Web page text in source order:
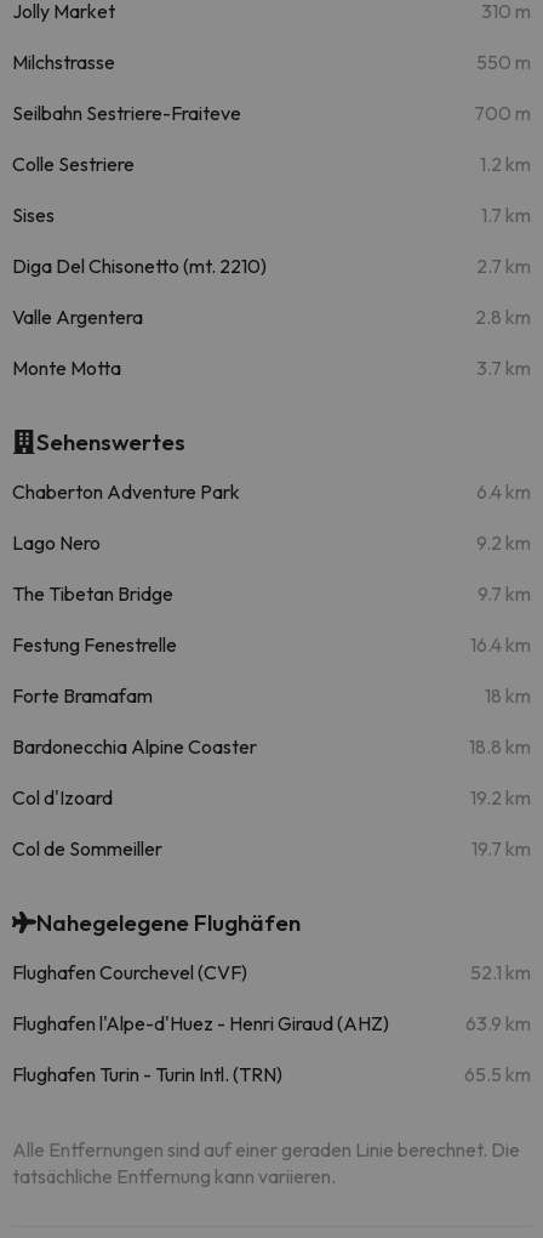
Jolly Market 310 m
Milchstrasse 550 m
Seilbahn Sestriere-Fraiteve 700 m
Colle Sestriere 1.2 km
Sises 1.7 km
Diga Del Chisonetto (mt. 2210) 2.7 km
Valle Argentera 2.8 km
Monte Motta 3.7 km
Sehenswertes
Chaberton Adventure Park 6.4 km
Lago Nero 9.2 km
The Tibetan Bridge 9.7 km
Festung Fenestrelle 16.4 km
Forte Bramafam 18 km
Bardonecchia Alpine Coaster 18.8 km
Col d'Izoard 19.2 km
Col de Sommeiller 19.7 km
Nahegelegene Flughäfen
Flughafen Courchevel (CVF) 52.1 km
Flughafen l'Alpe-d'Huez - Henri Giraud (AHZ) 63.9 km
Flughafen Turin - Turin Intl. (TRN) 65.5 km
Alle Entfernungen sind auf einer geraden Linie berechnet. Die
tatsächliche Entfernung kann variieren.